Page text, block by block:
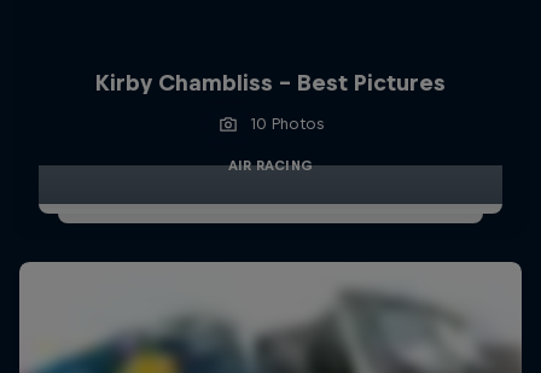
Kirby Chambliss - Best Pictures
10 Photos
AIR RACING